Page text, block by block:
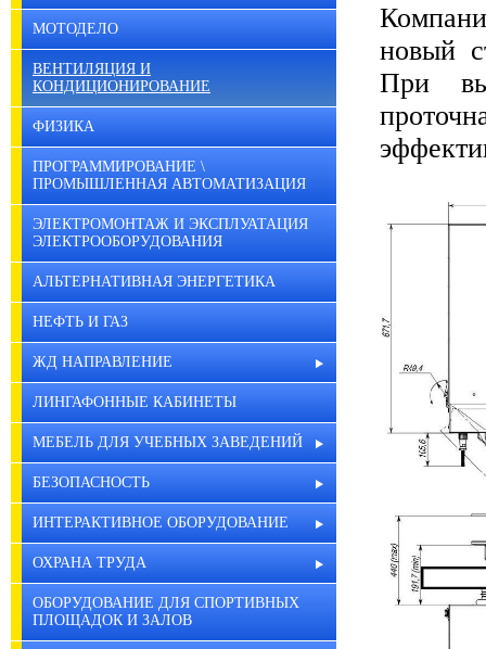
МОТОДЕЛО
ВЕНТИЛЯЦИЯ И
КОНДИЦИОНИРОВАНИЕ
ФИЗИКА
ПРОГРАММИРОВАНИЕ \
ПРОМЫШЛЕННАЯ АВТОМАТИЗАЦИЯ
ЭЛЕКТРОМОНТАЖ И ЭКСПЛУАТАЦИЯ
ЭЛЕКТРООБОРУДОВАНИЯ
АЛЬТЕРНАТИВНАЯ ЭНЕРГЕТИКА
НЕФТЬ И ГАЗ
ЖД НАПРАВЛЕНИЕ
ЛИНГАФОННЫЕ КАБИНЕТЫ
МЕБЕЛЬ ДЛЯ УЧЕБНЫХ ЗАВЕДЕНИЙ
БЕЗОПАСНОСТЬ
ИНТЕРАКТИВНОЕ ОБОРУДОВАНИЕ
ОХРАНА ТРУДА
ОБОРУДОВАНИЕ ДЛЯ СПОРТИВНЫХ
ПЛОЩАДОК И ЗАЛОВ
новый
При